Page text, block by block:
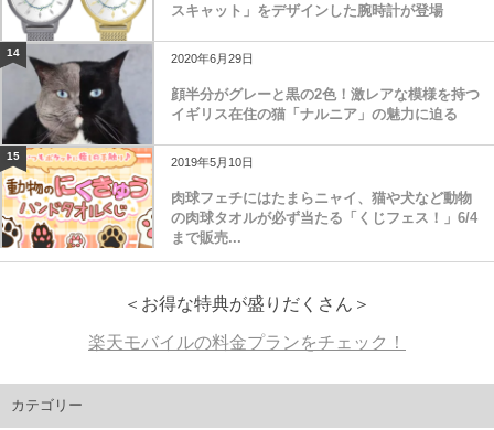
スキャット」をデザインした腕時計が登場
14 2020年6月29日
顔半分がグレーと黒の2色！激レアな模様を持つ
イギリス在住の猫「ナルニア」の魅力に迫る
15 2019年5月10日
肉球フェチにはたまらニャイ、猫や犬など動物
の肉球タオルが必ず当たる「くじフェス！」6/4
まで販売...
＜お得な特典が盛りだくさん＞
楽天モバイルの料金プランをチェック！
カテゴリー